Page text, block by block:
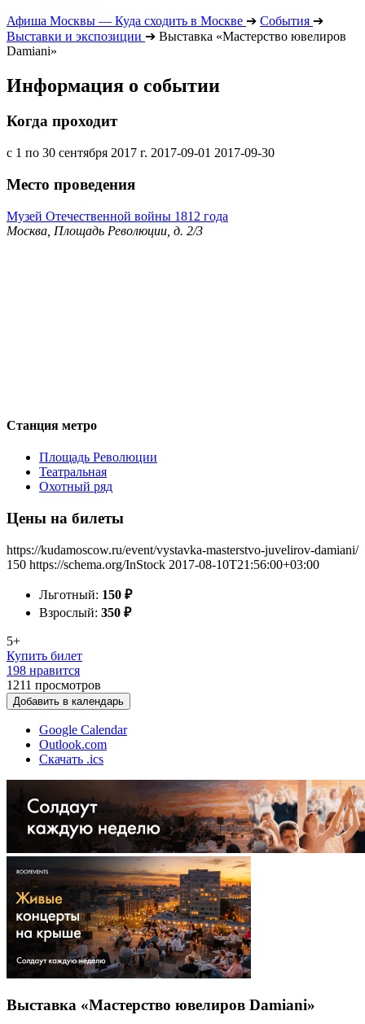
Афиша Москвы — Куда сходить в Москве ➔ События ➔
Выставки и экспозиции ➔ Выставка «Мастерство ювелиров
Damiani»
Информация о событии
Когда проходит
с 1 по 30 сентября 2017 г. 2017-09-01 2017-09-30
Место проведения
Музей Отечественной войны 1812 года
Москва, Площадь Революции, д. 2/3
Станция метро
Площадь Революции
Театральная
Охотный ряд
Цены на билеты
https://kudamoscow.ru/event/vystavka-masterstvo-juvelirov-damiani/
150 https://schema.org/InStock 2017-08-10T21:56:00+03:00
Льготный: 150 ₽
Взрослый: 350 ₽
5+
Купить билет
198 нравится
1211 просмотров
Добавить в календарь
Google Calendar
Outlook.com
Скачать .ics
Выставка «Мастерство ювелиров Damiani»